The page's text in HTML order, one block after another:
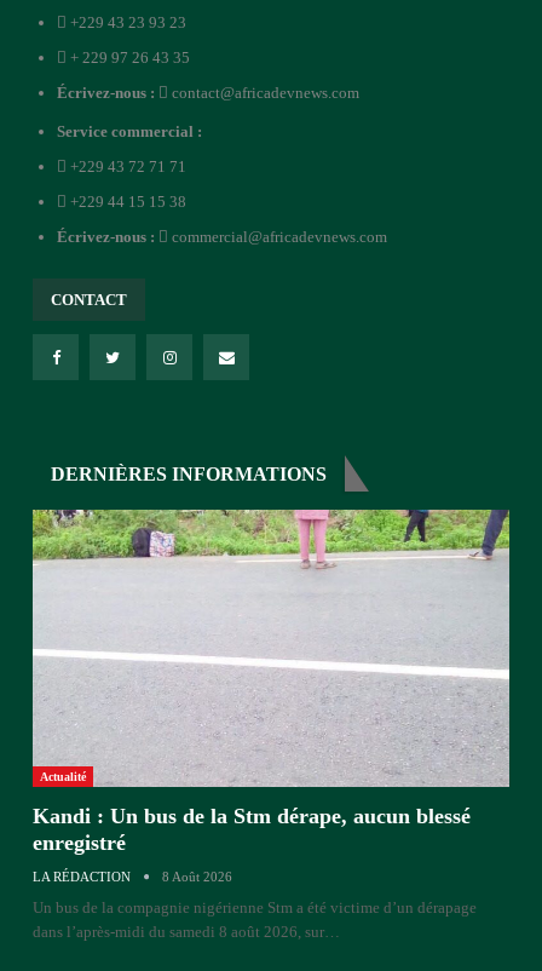
+229 43 23 93 23
+ 229 97 26 43 35
Écrivez-nous :
contact@africadevnews.com
Service commercial :
+229 43 72 71 71
+229 44 15 15 38
Écrivez-nous :
commercial@africadevnews.com
CONTACT
DERNIÈRES INFORMATIONS
Actualité
Kandi : Un bus de la Stm dérape, aucun blessé
enregistré
LA RÉDACTION 8 Août 2026
Un bus de la compagnie nigérienne Stm a été victime d’un dérapage
dans l’après-midi du samedi 8 août 2026, sur